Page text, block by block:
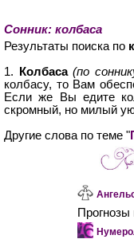
Сонник: колбаса
Результаты поиска по
1.
Колбаса (по
колбасу, то Вам
Если же Вы едите
скромный, но милый
Другие слова по теме "
Прогнозы